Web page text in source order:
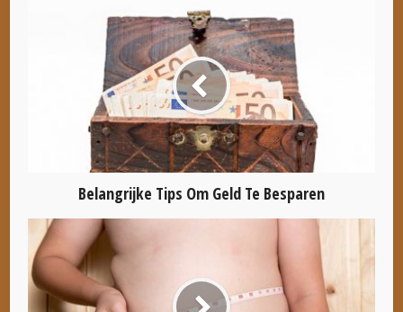
Belangrijke Tips Om Geld Te Besparen